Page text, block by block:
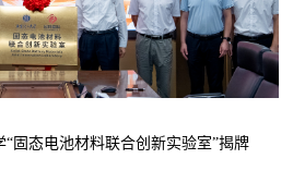
态电池材料联合创新实验室”揭牌